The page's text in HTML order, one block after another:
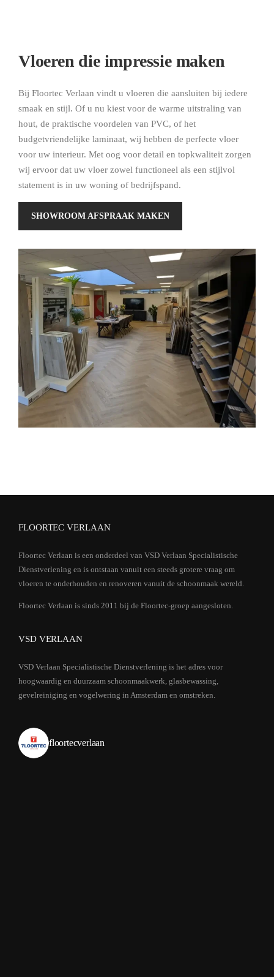
Vloeren die impressie maken
Bij Floortec Verlaan vindt u vloeren die aansluiten bij iedere
smaak en stijl. Of u nu kiest voor de warme uitstraling van
hout, de praktische voordelen van PVC, of het
budgetvriendelijke laminaat, wij hebben de perfecte vloer
voor uw interieur. Met oog voor detail en topkwaliteit zorgen
wij ervoor dat uw vloer zowel functioneel als een stijlvol
statement is in uw woning of bedrijfspand.
SHOWROOM AFSPRAAK MAKEN
FLOORTEC VERLAAN
Floortec Verlaan is een onderdeel van VSD Verlaan Specialistische
Dienstverlening en is ontstaan vanuit een steeds grotere vraag om
vloeren te onderhouden en renoveren vanuit de schoonmaak wereld.
Floortec Verlaan is sinds 2011 bij de Floortec-groep aangesloten.
VSD VERLAAN
VSD Verlaan Specialistische Dienstverlening is het adres voor
hoogwaardig en duurzaam schoonmaakwerk, glasbewassing,
gevelreiniging en vogelwering in Amsterdam en omstreken.
floortecverlaan